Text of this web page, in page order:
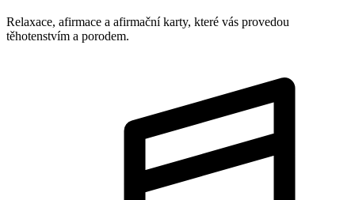
Relaxace, afirmace a afirmační karty, které vás provedou
těhotenstvím a porodem.